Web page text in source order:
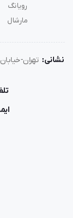
رویانگ
مارشال
نشانی: تهران-